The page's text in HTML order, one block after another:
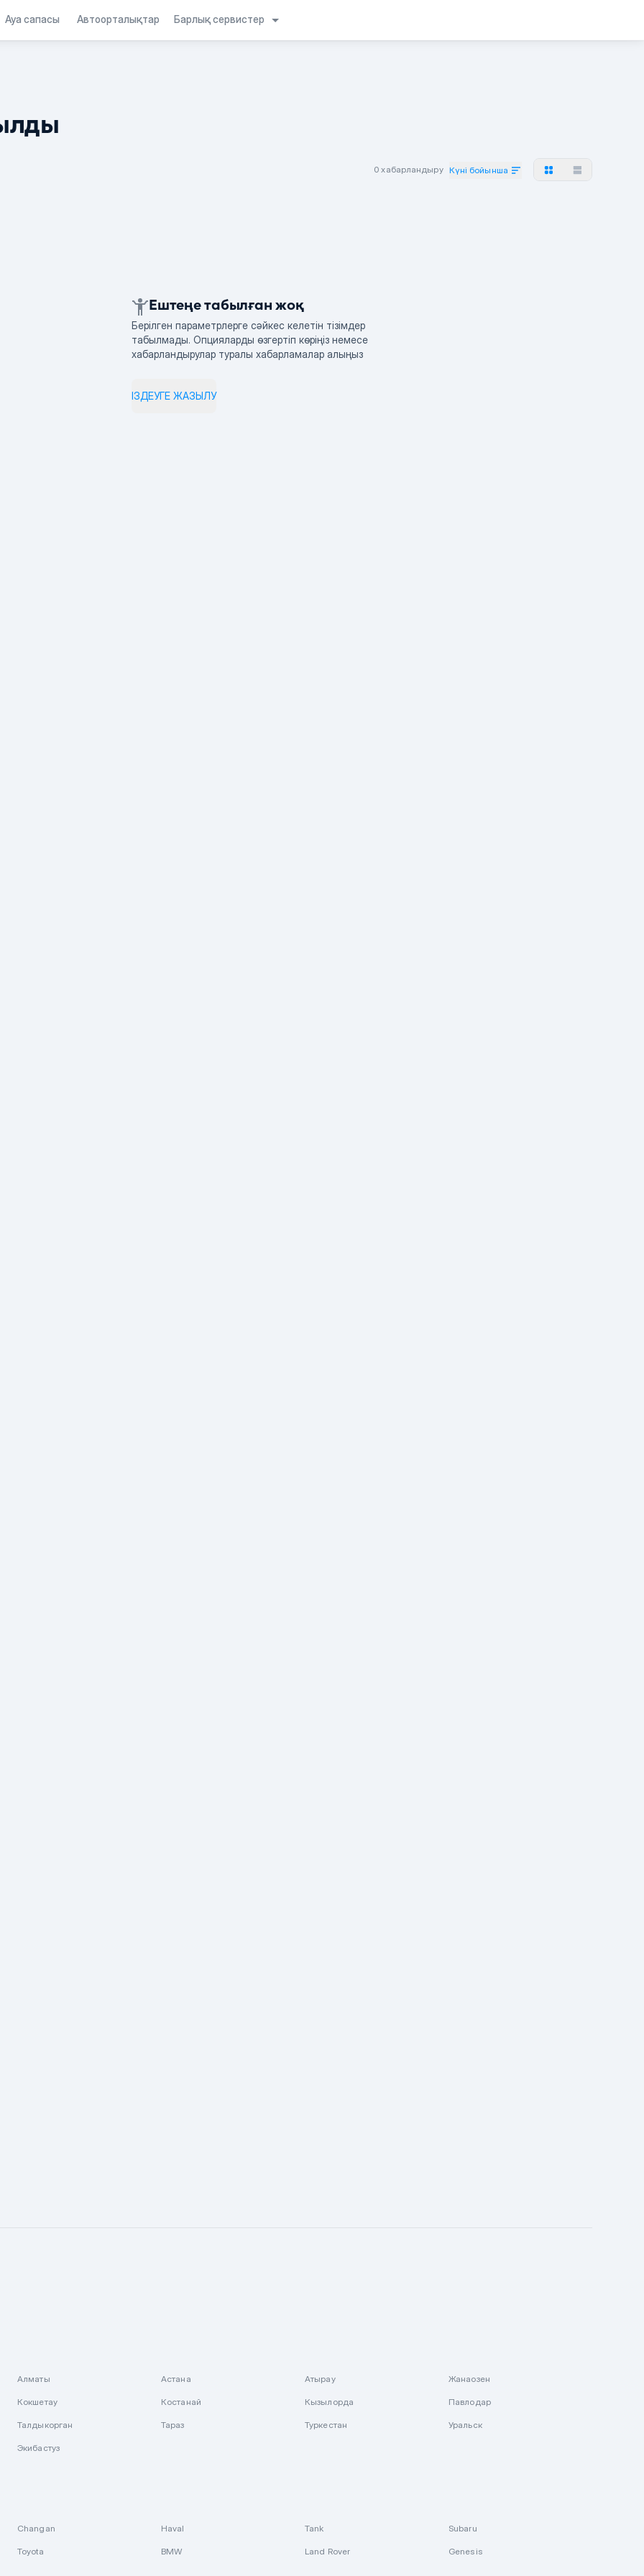
Ауа сапасы Автоорталықтар Барлық сервистер
0 хабарландыру Күні бойынша
Ештеңе табылған жоқ
Берілген параметрлерге сәйкес келетін тізімдер
табылмады. Опцияларды өзгертіп көріңіз немесе
хабарландырулар туралы хабарламалар алыңыз
ІЗДЕУГЕ ЖАЗЫЛУ
Алматы Астана Атырау Жанаозен
Кокшетау Костанай Кызылорда Павлодар
Талдыкорган Тараз Туркестан Уральск
Экибастуз
Changan Haval Tank Subaru
Toyota BMW Land Rover Genesis